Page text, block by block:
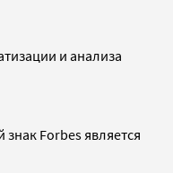
и анализа
Forbes является